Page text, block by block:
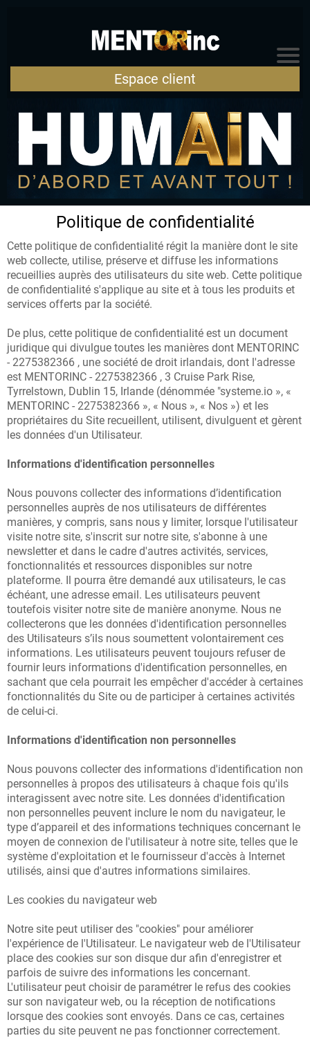
AC
CU
EIL
R
L
E
S
C
É
IE
O
R
M
A
N
S
CO
Espace client
Politique de confidentialité
Cette politique de confidentialité régit la manière dont le site
web collecte, utilise, préserve et diffuse les informations
recueillies auprès des utilisateurs du site web. Cette politique
de confidentialité s'applique au site et à tous les produits et
services offerts par la société.
De plus, cette politique de confidentialité est un document
juridique qui divulgue toutes les manières dont MENTORINC
- 2275382366 , une société de droit irlandais, dont l'adresse
est MENTORINC - 2275382366 , 3 Cruise Park Rise,
Tyrrelstown, Dublin 15, Irlande (dénommée "systeme.io », «
MENTORINC - 2275382366 », « Nous », « Nos ») et les
propriétaires du Site recueillent, utilisent, divulguent et gèrent
les données d'un Utilisateur.
Informations d'identification personnelles
Nous pouvons collecter des informations d’identification
personnelles auprès de nos utilisateurs de différentes
manières, y compris, sans nous y limiter, lorsque l'utilisateur
visite notre site, s'inscrit sur notre site, s'abonne à une
newsletter et dans le cadre d'autres activités, services,
fonctionnalités et ressources disponibles sur notre
plateforme. Il pourra être demandé aux utilisateurs, le cas
échéant, une adresse email. Les utilisateurs peuvent
toutefois visiter notre site de manière anonyme. Nous ne
collecterons que les données d'identification personnelles
des Utilisateurs s’ils nous soumettent volontairement ces
informations. Les utilisateurs peuvent toujours refuser de
fournir leurs informations d'identification personnelles, en
sachant que cela pourrait les empêcher d'accéder à certaines
fonctionnalités du Site ou de participer à certaines activités
de celui-ci.
Informations d'identification non personnelles
Nous pouvons collecter des informations d'identification non
personnelles à propos des utilisateurs à chaque fois qu'ils
interagissent avec notre site. Les données d'identification
non personnelles peuvent inclure le nom du navigateur, le
type d’appareil et des informations techniques concernant le
moyen de connexion de l'utilisateur à notre site, telles que le
système d'exploitation et le fournisseur d'accès à Internet
utilisés, ainsi que d'autres informations similaires.
Les cookies du navigateur web
Notre site peut utiliser des "cookies" pour améliorer
l'expérience de l'Utilisateur. Le navigateur web de l'Utilisateur
place des cookies sur son disque dur afin d'enregistrer et
parfois de suivre des informations les concernant.
L'utilisateur peut choisir de paramétrer le refus des cookies
sur son navigateur web, ou la réception de notifications
lorsque des cookies sont envoyés. Dans ce cas, certaines
parties du site peuvent ne pas fonctionner correctement.